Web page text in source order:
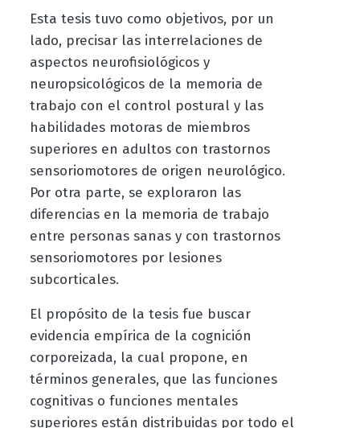
Esta tesis tuvo como objetivos, por un
lado, precisar las interrelaciones de
aspectos neurofisiológicos y
neuropsicológicos de la memoria de
trabajo con el control postural y las
habilidades motoras de miembros
superiores en adultos con trastornos
sensoriomotores de origen neurológico.
Por otra parte, se exploraron las
diferencias en la memoria de trabajo
entre personas sanas y con trastornos
sensoriomotores por lesiones
subcorticales.
El propósito de la tesis fue buscar
evidencia empírica de la cognición
corporeizada, la cual propone, en
términos generales, que las funciones
cognitivas o funciones mentales
superiores están distribuidas por todo el